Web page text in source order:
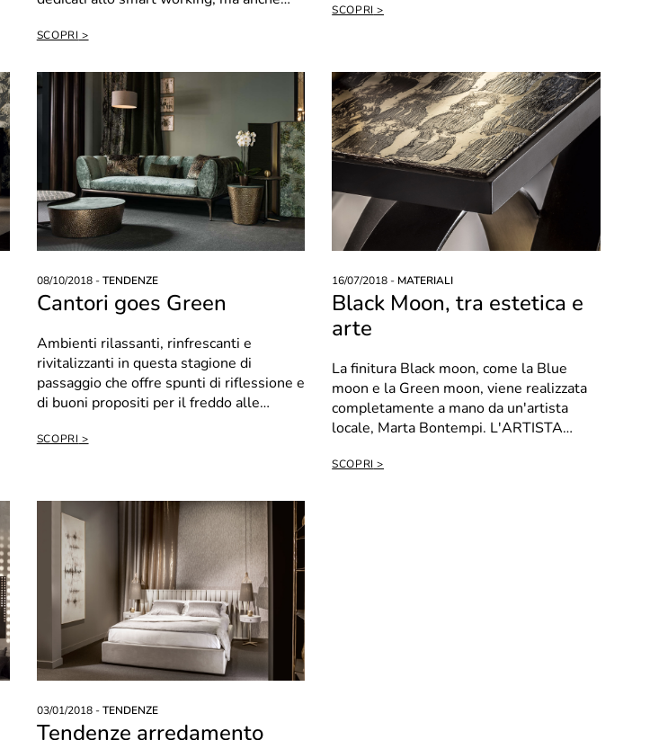
SCOPRI
SCOPRI
08/10/2018 -TENDENZE
Cantori goes Green
Ambienti rilassanti, rinfrescanti e
rivitalizzanti in questa stagione di
passaggio che offre spunti di riflessione e
di buoni propositi per il freddo alle
SCOPRI
16/07/2018 - MATERIALI
Black Moon, tra estetica e
arte
La finitura Black moon, come la Blue
moon e la Green moon, viene realizzata
completamente a mano da un'artista
locale, Marta Bontempi. L'ARTISTA
SCOPRI
03/01/2018 -TENDENZE
Tendenze arredamento